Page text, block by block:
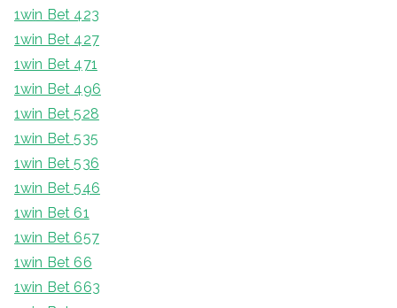
1win Bet 423
1win Bet 427
1win Bet 471
1win Bet 496
1win Bet 528
1win Bet 535
1win Bet 536
1win Bet 546
1win Bet 61
1win Bet 657
1win Bet 66
1win Bet 663